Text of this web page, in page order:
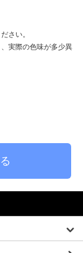
さい。
実際の色味が多少異